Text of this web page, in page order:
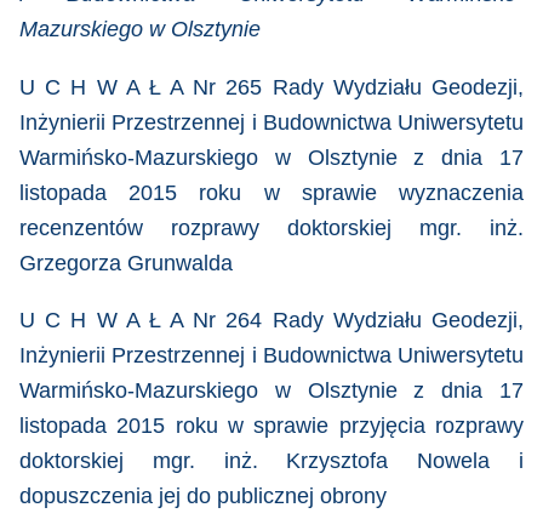
Mazurskiego w Olsztynie
U C H W A Ł A Nr 265 Rady Wydziału Geodezji,
Inżynierii Przestrzennej i Budownictwa Uniwersytetu
Warmińsko-Mazurskiego w Olsztynie z dnia 17
listopada 2015 roku
w sprawie wyznaczenia
recenzentów rozprawy doktorskiej mgr. inż.
Grzegorza Grunwalda
U C H W A Ł A Nr 264 Rady Wydziału Geodezji,
Inżynierii Przestrzennej i Budownictwa Uniwersytetu
Warmińsko-Mazurskiego w Olsztynie z dnia 17
listopada 2015 roku w sprawie przyjęcia rozprawy
doktorskiej mgr. inż. Krzysztofa Nowela i
dopuszczenia jej do publicznej obrony